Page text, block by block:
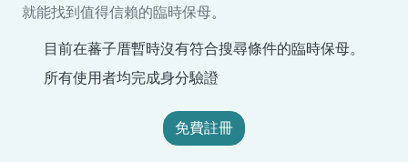
就能找到值得信賴的臨時保母。
目前在蕃子厝暫時沒有符合搜尋條件的臨時保母。
所有使用者均完成身分驗證
免費註冊